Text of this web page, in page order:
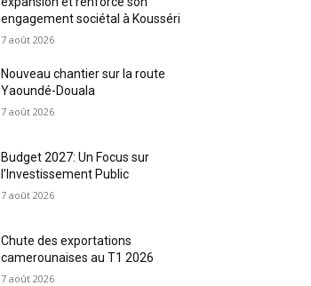
engagement sociétal à Kousséri
7 août 2026
Nouveau chantier sur la route
Yaoundé-Douala
7 août 2026
Budget 2027: Un Focus sur
l’Investissement Public
7 août 2026
Chute des exportations
camerounaises au T1 2026
7 août 2026